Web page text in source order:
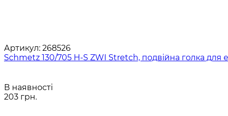
Артикул: 268526
Schmetz 130/705 H-S ZWI Stretch, подвійна голка для
В наявності
203 грн.